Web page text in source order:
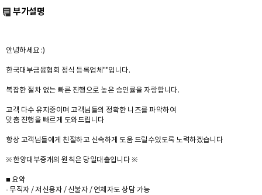
부가설명
안녕하세요 :)
한국대부금융협회 정식 등록업체""입니다.
복잡한 절차 없는 빠른 진행으로 높은 승인률을 자랑합니다.
고객 다수 유지중이며 고객님들의 정확한 니즈를 파악하여
맞춤 진행을 빠르게 도와드립니다
항상 고객님들에게 친절하고 신속하게 도움 드릴수있도록 노력하겠습니다
※ 한양대부중개의 원칙은 당일대출입니다 ※
■ 요약
- 무직자 / 저신용자 / 신불자 / 연체자도 상담 가능